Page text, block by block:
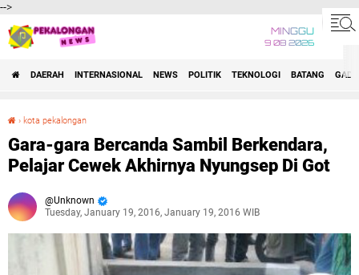
-->
MINGGU
9 08 2026
DAERAH INTERNASIONAL NEWS POLITIK TEKNOLOGI BATANG
› kota pekalongan
Gara-gara Bercanda Sambil Berkendara,
Pelajar Cewek Akhirnya Nyungsep Di Got
Unknown
Tuesday, January 19, 2016, January 19, 2016 WIB